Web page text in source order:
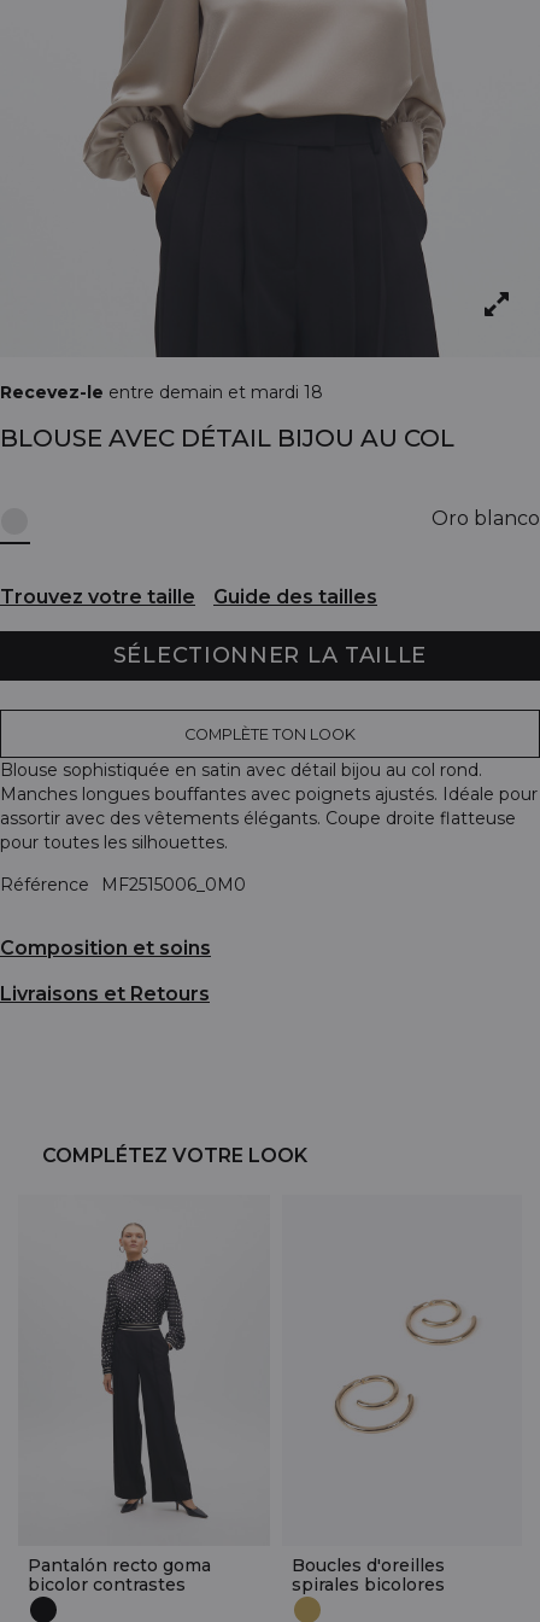
Recevez-le entre demain et mardi 18
BLOUSE AVEC DÉTAIL BIJOU AU COL
Oro blanco
Trouvez votre taille Guide des tailles
SÉLECTIONNER LA TAILLE
COMPLÈTE TON LOOK
Blouse sophistiquée en satin avec détail bijou au col rond.
Manches longues bouffantes avec poignets ajustés. Idéale pour
assortir avec des vêtements élégants. Coupe droite flatteuse
pour toutes les silhouettes.
Référence
MF2515006_0M0
Composition et soins
Livraisons et Retours
COMPLÉTEZ VOTRE LOOK
Pantalón recto goma
bicolor contrastes
Boucles d'oreilles
spirales bicolores